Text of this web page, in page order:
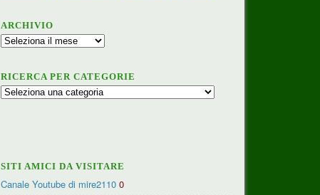
ARCHIVIO
Archivio
RICERCA PER CATEGORIE
Ricerca
SITI AMICI DA VISITARE
Canale Youtube di mire2110 0